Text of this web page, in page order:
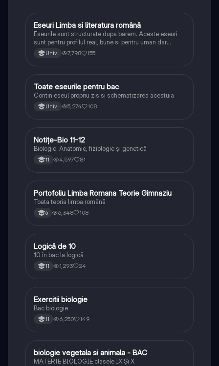
Limba și literatura română
Eseuri Limba si literatura română
Eseurile sunt structurate dupa barem. Aceste eseuri
sunt pentru profilul real, bune si pentru uman dar
lipsesc relatiile dintre personaje si caracrerizarile.
Univ. 7,798 155
Limba și literatura română
Toate eseurile pentru bac
Contin eseul propriu zis si schematizarea acestuia
Univ. 5,274 108
Biologie
Notițe-Bio 11-12
Biologie. Anatomie, fiziologie și genetică
11 4,597 81
Limba și literatura română
Portofoliu Limba Romana Teorie Gimnaziu
Toata teoria limba română
6 6,348 108
Logică
Logică de 10
10 în bac la logică
11 1,293 24
Biologie
Exercitii biologie
Bac biologie
11 6,250 149
Biologie
biologie vegetala si animala - BAC
MATERIE BIOLOGIE clasele IX Şi X